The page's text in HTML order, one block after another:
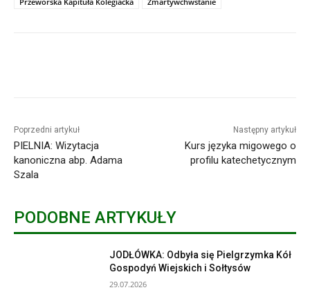
Poprzedni artykuł
PIELNIA: Wizytacja
kanoniczna abp. Adama
Szala
Następny artykuł
Kurs języka migowego o
profilu katechetycznym
PODOBNE ARTYKUŁY
JODŁÓWKA: Odbyła się Pielgrzymka Kół
Gospodyń Wiejskich i Sołtysów
29.07.2026